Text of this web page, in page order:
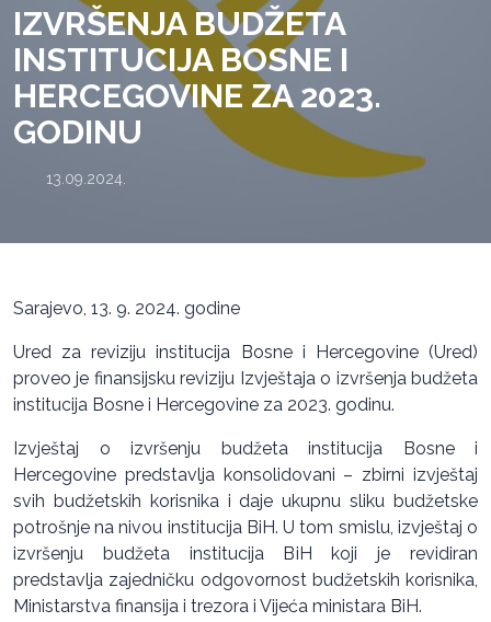
IZVRŠENJA BUDŽETA
INSTITUCIJA BOSNE I
HERCEGOVINE ZA 2023.
GODINU
13.09.2024.
Sarajevo, 13. 9. 2024. godine
Ured za reviziju institucija Bosne i Hercegovine (Ured)
proveo je finansijsku reviziju Izvještaja o izvršenja budžeta
institucija Bosne i Hercegovine za 2023. godinu.
Izvještaj o izvršenju budžeta institucija Bosne i
Hercegovine predstavlja konsolidovani – zbirni izvještaj
svih budžetskih korisnika i daje ukupnu sliku budžetske
potrošnje na nivou institucija BiH. U tom smislu, izvještaj o
izvršenju budžeta institucija BiH koji je revidiran
predstavlja zajedničku odgovornost budžetskih korisnika,
Ministarstva finansija i trezora i Vijeća ministara BiH.